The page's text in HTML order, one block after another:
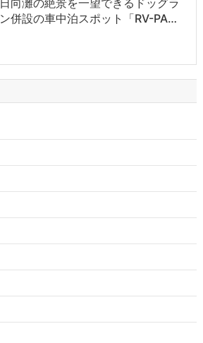
日向灘の絶景を一望できるドッグラ
ン併設の車中泊スポット「RV-PA…